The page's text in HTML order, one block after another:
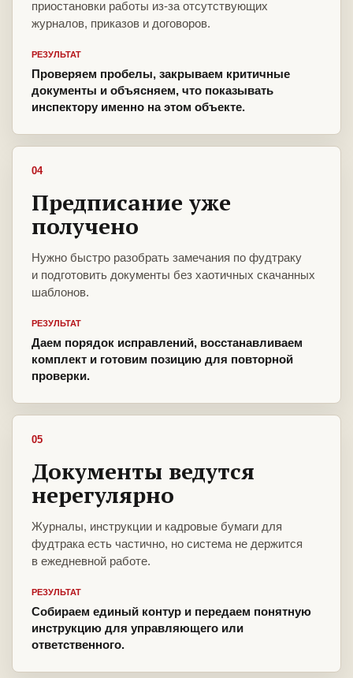
приостановки работы из-за отсутствующих
журналов, приказов и договоров.
РЕЗУЛЬТАТ
Проверяем пробелы, закрываем критичные
документы и объясняем, что показывать
инспектору именно на этом объекте.
04
Предписание уже
получено
Нужно быстро разобрать замечания по фудтраку
и подготовить документы без хаотичных скачанных
шаблонов.
РЕЗУЛЬТАТ
Даем порядок исправлений, восстанавливаем
комплект и готовим позицию для повторной
проверки.
05
Документы ведутся
нерегулярно
Журналы, инструкции и кадровые бумаги для
фудтрака есть частично, но система не держится
в ежедневной работе.
РЕЗУЛЬТАТ
Собираем единый контур и передаем понятную
инструкцию для управляющего или
ответственного.